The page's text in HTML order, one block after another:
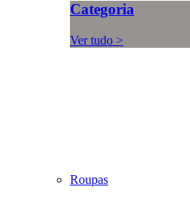
Categoria
Ver tudo >
Roupas